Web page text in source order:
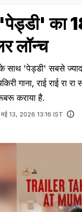
'पेड्डी' का
लॉन्च
'पेड्डी' सबसे ज्यादा
गाना, राई राई रा
कराया है.
मई 13, 2026 13:16 IST